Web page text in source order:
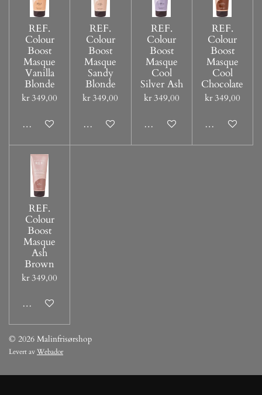
REF.
Colour
Boost
Masque
Vanilla
Blonde
kr 349,00
Legg til handlevogn
REF.
Colour
Boost
Masque
Sandy
Blonde
kr 349,00
Legg til handlevogn
REF.
Colour
Boost
Masque
Cool
Silver Ash
kr 349,00
Legg til handlevogn
REF.
Colour
Boost
Masque
Cool
Chocolate
kr 349,00
Legg til
REF.
Colour
Boost
Masque
Ash
Brown
kr 349,00
Legg til handlevogn
© 2026 Malinfrisørshop
Levert avWebador